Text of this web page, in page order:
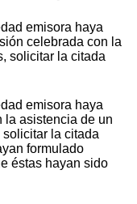
emisora haya
celebrada con la
solicitar la citada
emisora haya
la asistencia de un
la citada
formulado
éstas hayan sido